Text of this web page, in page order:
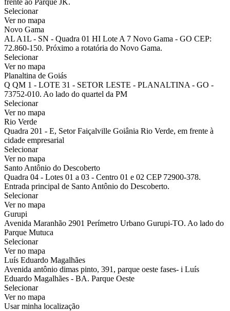
Selecionar
Ver no mapa
Novo Gama
AL A1L - SN - Quadra 01 HI Lote A 7 Novo Gama - GO CEP:
72.860-150. Próximo a rotatória do Novo Gama.
Selecionar
Ver no mapa
Planaltina de Goiás
Q QM 1 - LOTE 31 - SETOR LESTE - PLANALTINA - GO -
73752-010. Ao lado do quartel da PM
Selecionar
Ver no mapa
Rio Verde
Quadra 201 - E, Setor Faiçalville Goiânia Rio Verde, em frente à
cidade empresarial
Selecionar
Ver no mapa
Santo Antônio do Descoberto
Quadra 04 - Lotes 01 a 03 - Centro 01 e 02 CEP 72900-378.
Entrada principal de Santo Antônio do Descoberto.
Selecionar
Ver no mapa
Gurupi
Avenida Maranhão 2901 Perímetro Urbano Gurupi-TO. Ao lado do
Parque Mutuca
Selecionar
Ver no mapa
Luís Eduardo Magalhães
Avenida antônio dimas pinto, 391, parque oeste fases- i Luís
Eduardo Magalhães - BA. Parque Oeste
Selecionar
Ver no mapa
Usar minha localização